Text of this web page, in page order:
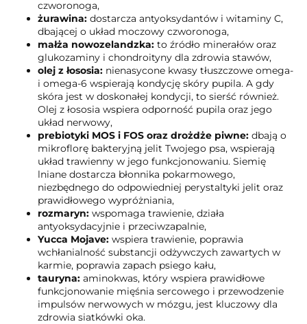
czworonoga,
żurawina: dostarcza antyoksydantów i witaminy C,
dbającej o układ moczowy czworonoga,
małża nowozelandzka: to źródło minerałów oraz
glukozaminy i chondroityny dla zdrowia stawów,
olej z łososia: nienasycone kwasy tłuszczowe omega-
i omega-6 wspierają kondycję skóry pupila. A gdy
skóra jest w doskonałej kondycji, to sierść również.
Olej z łososia wspiera odporność pupila oraz jego
układ nerwowy,
prebiotyki MOS i FOS oraz drożdże piwne: dbają o
mikroflorę bakteryjną jelit Twojego psa, wspierają
układ trawienny w jego funkcjonowaniu. Siemię
lniane dostarcza błonnika pokarmowego,
niezbędnego do odpowiedniej perystaltyki jelit oraz
prawidłowego wypróżniania,
rozmaryn: wspomaga trawienie, działa
antyoksydacyjnie i przeciwzapalnie,
Yucca Mojave: wspiera trawienie, poprawia
wchłanialność substancji odżywczych zawartych w
karmie, poprawia zapach psiego kału,
tauryna: aminokwas, który wspiera prawidłowe
funkcjonowanie mięśnia sercowego i przewodzenie
impulsów nerwowych w mózgu, jest kluczowy dla
zdrowia siatkówki oka.